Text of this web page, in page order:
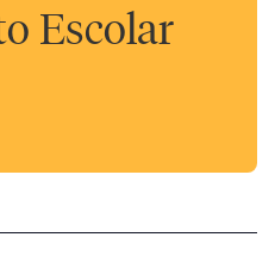
Escolar